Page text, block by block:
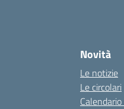
Novità
Le notizie
Le circolari